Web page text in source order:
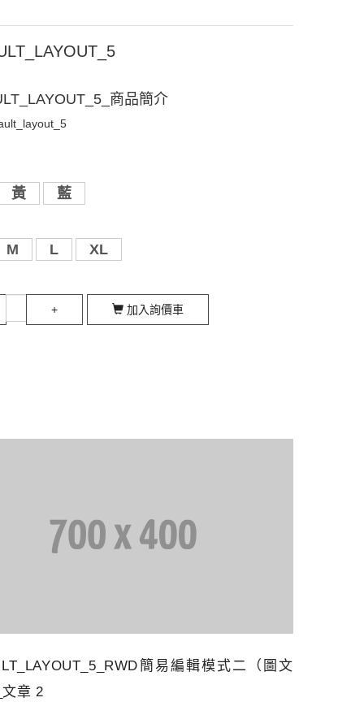
商品簡介
黃 藍
M L XL
+ 加入詢價車
簡易編輯模式二（圖文
章 2